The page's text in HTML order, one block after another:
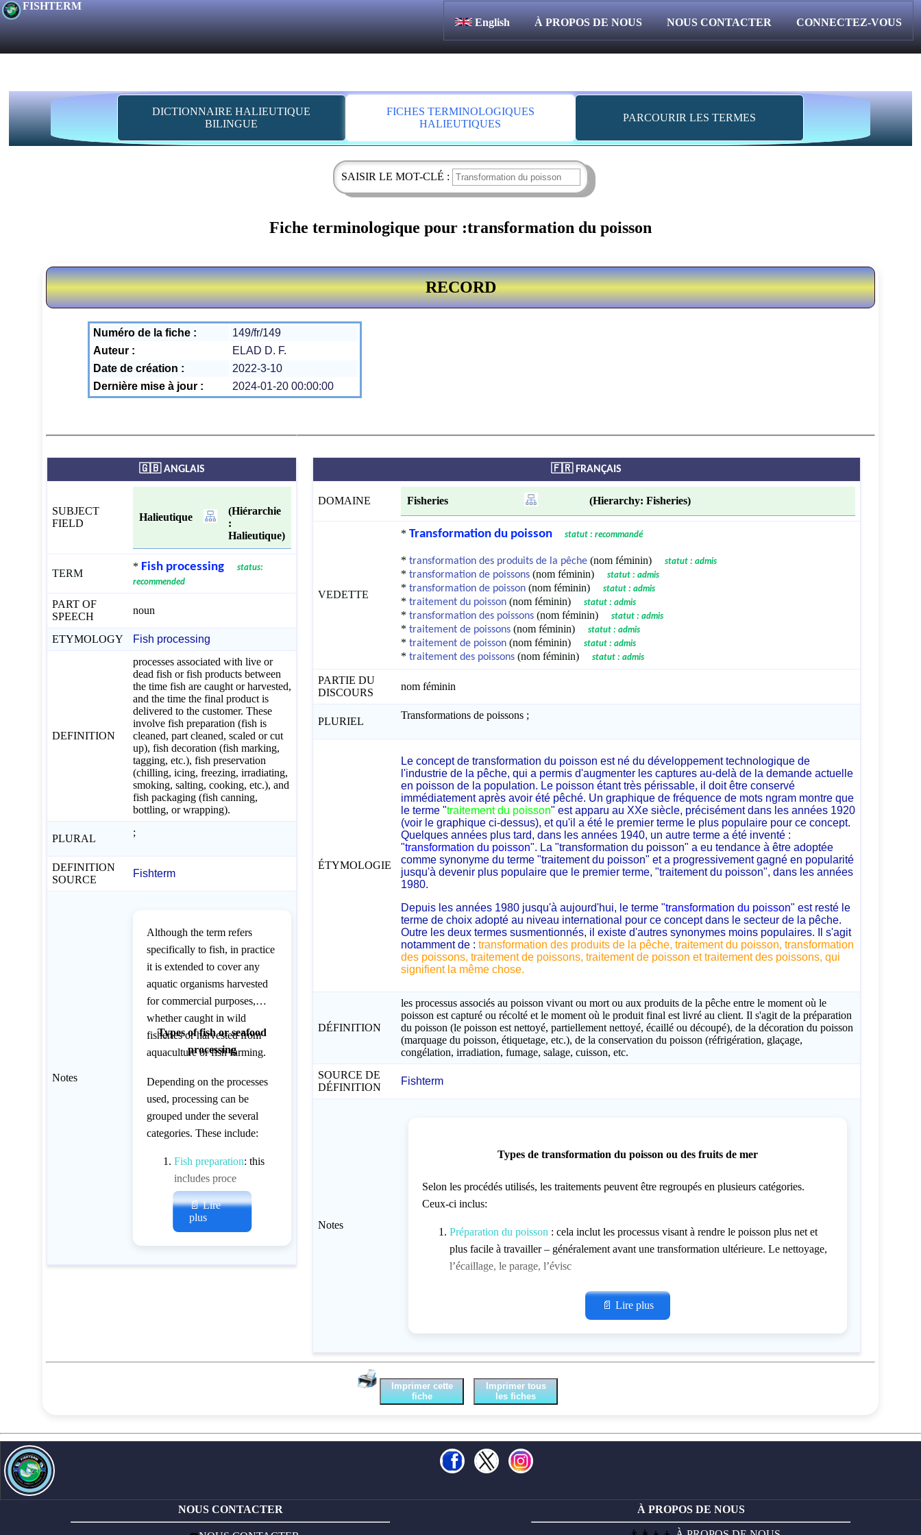
FISHTERM
English
À PROPOS DE NOUS NOUS CONTACTER CONNECTEZ-VOUS
DICTIONNAIRE HALIEUTIQUE
BILINGUE
FICHES TERMINOLOGIQUES
HALIEUTIQUES
PARCOURIR LES TERMES
SAISIR LE MOT-CLÉ :
Fiche terminologique pour :transformation du poisson
RECORD
Numéro de la fiche :
149/fr/149
Auteur :
ELAD D. F.
Date de création :
2022-3-10
Dernière mise à jour :
2024-01-20 00:00:00
🇬🇧 ANGLAIS
SUBJECT
FIELD
Halieutique
(Hiérarchie
:
Halieutique)
TERM
* Fish processing
status:
recommended
PART OF
SPEECH
noun
ETYMOLOGY Fish processing
DEFINITION
processes associated with live or
dead fish or fish products between
the time fish are caught or harvested,
and the time the final product is
delivered to the customer. These
involve fish preparation (fish is
cleaned, part cleaned, scaled or cut
up), fish decoration (fish marking,
tagging, etc.), fish preservation
(chilling, icing, freezing, irradiating,
smoking, salting, cooking, etc.), and
fish packaging (fish canning,
bottling, or wrapping).
PLURAL
;
DEFINITION
SOURCE
Fishterm
Notes
Although the term refers
specifically to fish, in practice
it is extended to cover any
aquatic organisms harvested
for commercial purposes,
whether caught in wild
fisheries or harvested from
aquaculture or fish farming.
Types of fish or seafood
processing
Depending on the processes
used, processing can be
grouped under the several
categories. These include:
Fish preparation: this
includes proce
📄 Lire
plus
🇫🇷 FRANÇAIS
DOMAINE Fisheries (Hierarchy: Fisheries)
VEDETTE
* Transformation du poisson statut : recommandé
* transformation des produits de la pêche(nom féminin) statut : admis
* transformation de poissons(nom féminin) statut : admis
* transformation de poisson(nom féminin) statut : admis
* traitement du poisson(nom féminin) statut : admis
* transformation des poissons(nom féminin) statut : admis
* traitement de poissons(nom féminin) statut : admis
* traitement de poisson(nom féminin) statut : admis
* traitement des poissons(nom féminin) statut : admis
PARTIE DU
DISCOURS
nom féminin
PLURIEL
Transformations de poissons ;
ÉTYMOLOGIE
Le concept de transformation du poisson est né du développement technologique de
l'industrie de la pêche, qui a permis d'augmenter les captures au-delà de la demande actuelle
en poisson de la population. Le poisson étant très périssable, il doit être conservé
immédiatement après avoir été pêché. Un graphique de fréquence de mots ngram montre que
le terme "traitement du poisson" est apparu au XXe siècle, précisément dans les années 1920
(voir le graphique ci-dessus), et qu'il a été le premier terme le plus populaire pour ce concept.
Quelques années plus tard, dans les années 1940, un autre terme a été inventé :
"transformation du poisson". La "transformation du poisson" a eu tendance à être adoptée
comme synonyme du terme "traitement du poisson" et a progressivement gagné en popularité
jusqu'à devenir plus populaire que le premier terme, "traitement du poisson", dans les années
1980.
Depuis les années 1980 jusqu'à aujourd'hui, le terme "transformation du poisson" est resté le
terme de choix adopté au niveau international pour ce concept dans le secteur de la pêche.
Outre les deux termes susmentionnés, il existe d'autres synonymes moins populaires. Il s'agit
notamment de : transformation des produits de la pêche, traitement du poisson, transformation
des poissons, traitement de poissons, traitement de poisson et traitement des poissons, qui
signifient la même chose.
DÉFINITION
les processus associés au poisson vivant ou mort ou aux produits de la pêche entre le moment où le
poisson est capturé ou récolté et le moment où le produit final est livré au client. Il s'agit de la préparation
du poisson (le poisson est nettoyé, partiellement nettoyé, écaillé ou découpé), de la décoration du poisson
(marquage du poisson, étiquetage, etc.), de la conservation du poisson (réfrigération, glaçage,
congélation, irradiation, fumage, salage, cuisson, etc.
SOURCE DE
DÉFINITION
Fishterm
Notes
Types de transformation du poisson ou des fruits de mer
Selon les procédés utilisés, les traitements peuvent être regroupés en plusieurs catégories.
Ceux-ci inclus:
Préparation du poisson : cela inclut les processus visant à rendre le poisson plus net et
plus facile à travailler – généralement avant une transformation ultérieure. Le nettoyage,
l’écaillage, le parage, l’évisc
📄 Lire plus
Imprimer cette
fiche
Imprimer tous
les fiches
NOUS CONTACTER À PROPOS DE NOUS